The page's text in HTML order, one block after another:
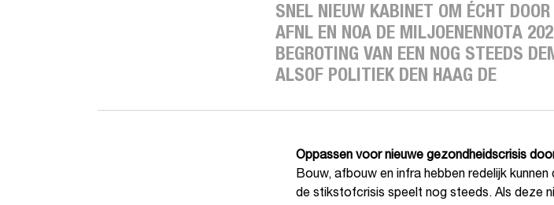
SNEL NIEUW KABINET OM ÉCHT
AFNL EN NOA DE MILJOENENNOTA
BEGROTING VAN EEN NOG STEEDS
ALSOF POLITIEK DEN HAAG DE
Oppassen voor nieuwe gezondheidscrisis
Bouw, afbouw en infra hebben redelijk
de stikstofcrisis speelt nog steeds. Als deze